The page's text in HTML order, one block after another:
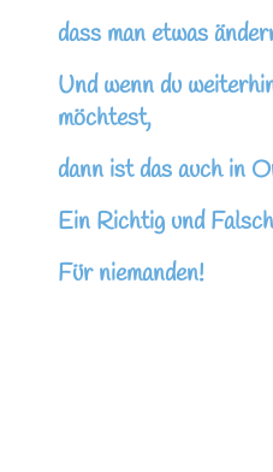
dass man etwas
Und wenn du
möchtest,
dann ist das auch in
Ein Richtig und
Für niemanden!